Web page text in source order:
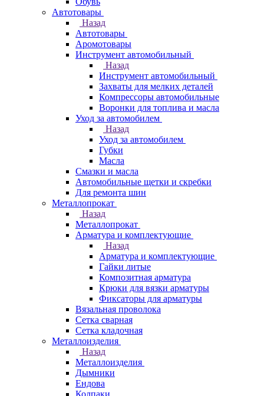
Автотовары
Назад
Автотовары
Аромотовары
Инструмент автомобильный
Назад
Инструмент автомобильный
Захваты для мелких деталей
Компрессоры автомобильные
Воронки для топлива и масла
Уход за автомобилем
Назад
Уход за автомобилем
Губки
Масла
Смазки и масла
Автомобильные щетки и скребки
Для ремонта шин
Металлопрокат
Назад
Металлопрокат
Арматура и комплектующие
Назад
Арматура и комплектующие
Гайки литые
Композитная арматура
Крюки для вязки арматуры
Фиксаторы для арматуры
Вязальная проволока
Сетка сварная
Сетка кладочная
Металлоизделия
Назад
Металлоизделия
Дымники
Ендова
Колпаки